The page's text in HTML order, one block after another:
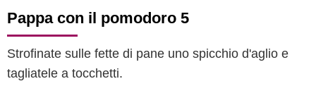
Pappa con il pomodoro 5
Strofinate sulle fette di pane uno spicchio d'aglio e
tagliatele a tocchetti.